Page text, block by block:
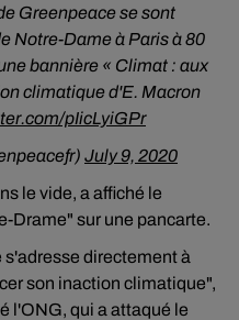
Greenpeace se sont
Notre-Dame à Paris à 80
bannière « Climat : aux
climatique d'E. Macron
pIicLyiGPr
July 9, 2020
le vide, a affiché le
Drame" sur une pancarte.
directement à
son inaction climatique",
l'ONG, qui a attaqué le